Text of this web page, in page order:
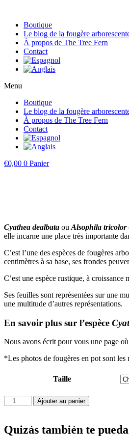
Boutique
Le blog de la fougère
À propos de The Tree Fern
Contact
Menu
Boutique
Le blog de la fougère
À propos de The Tree Fern
Contact
€0,00 0 Panier
Cyathea dealbata ou Alsophila tricolor
elle incarne une place très importante
C’est l’une des espèces de fougères
centimètres à sa base, ses frondes
C’est une espèce rustique, à
Ses feuilles sont représentées sur une
une multitude d’autres représentations.
En savoir plus sur l’espèce
Nous avons écrit pour vous une page
*Les photos de fougères en pot sont les
Taille
quantité
de
dealbata
Ajouter au panier
Quizás también te